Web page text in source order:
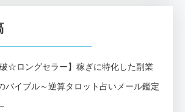
破☆ロングセラー】稼ぎに特化した副業
バイブル～逆算タロット占いメール鑑定